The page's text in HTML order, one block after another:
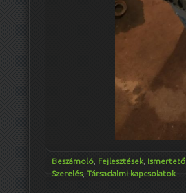
Beszámoló Fejlesztések Ismertető
Szerelés, Társadalmi kapcsolatok